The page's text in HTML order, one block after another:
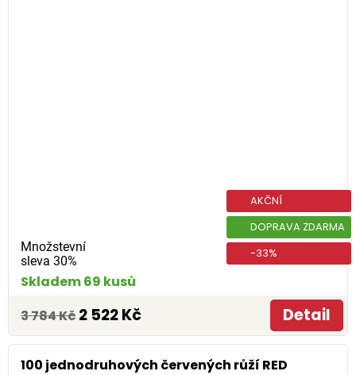
Množstevní
sleva 30%
AKČNÍ
DOPRAVA ZDARMA
-33%
Skladem 69 kusů
3 784 Kč 2 522 Kč Detail
100 jednodruhových červených růží RED